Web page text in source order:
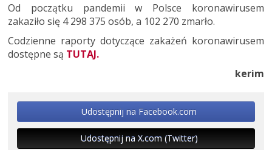
Od początku pandemii w Polsce koronawirusem
zakaziło się 4 298 375 osób, a 102 270 zmarło.
Codzienne raporty dotyczące zakażeń koronawirusem
dostępne są TUTAJ.
kerim
Udostępnij na Facebook.com
Udostępnij na X.com (Twitter)